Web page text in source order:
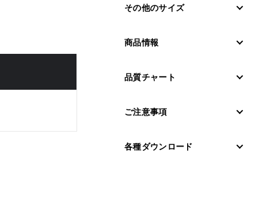
その他のサイズ
商品情報
品質チャート
ご注意事項
各種ダウンロード